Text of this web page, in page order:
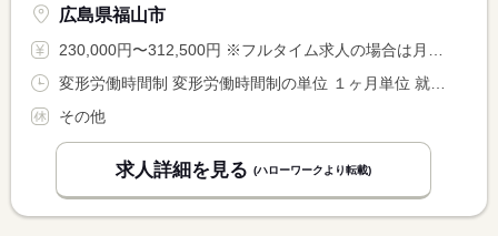
広島県福山市
230,000円〜312,500円 ※フルタイム求人の場合は月額（換算額）、パート求人の場合は時間額を表示しています。
その他
求人詳細を見る (ハローワークより転載)